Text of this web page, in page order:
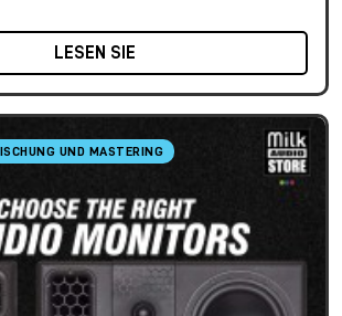
LESEN SIE
UND MASTERING